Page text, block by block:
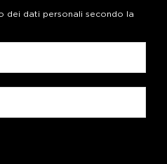
dei dati personali secondo la